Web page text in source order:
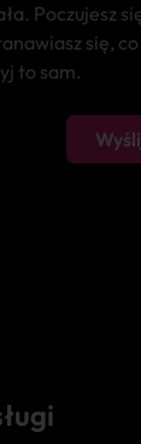
Poczujesz
się,
to sam.